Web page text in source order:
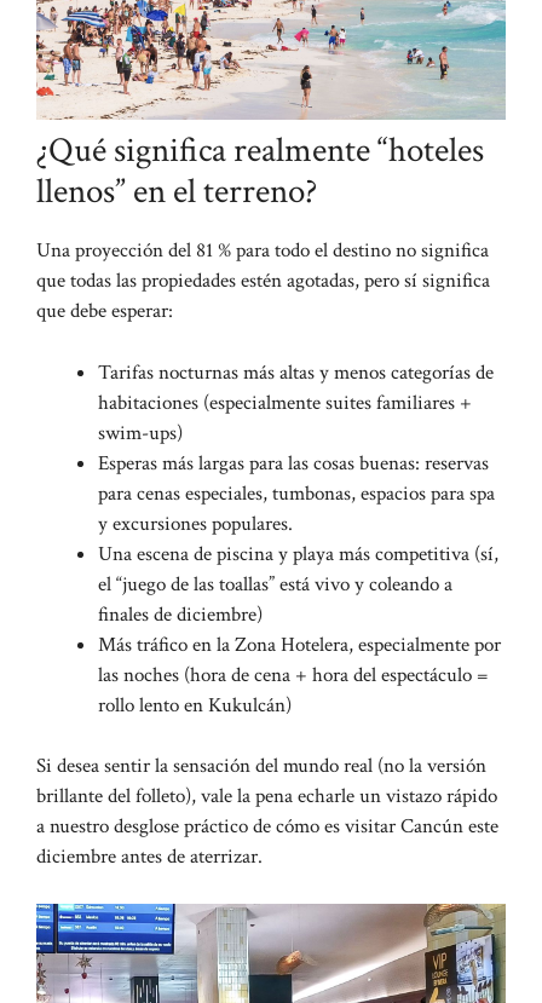
¿Qué significa realmente “hoteles
llenos” en el terreno?
Una proyección del 81 % para todo el destino no significa
que todas las propiedades estén agotadas, pero sí significa
que debe esperar:
Tarifas nocturnas más altas y menos categorías de
habitaciones (especialmente suites familiares +
swim-ups)
Esperas más largas para las cosas buenas: reservas
para cenas especiales, tumbonas, espacios para spa
y excursiones populares.
Una escena de piscina y playa más competitiva (sí,
el “juego de las toallas” está vivo y coleando a
finales de diciembre)
Más tráfico en la Zona Hotelera, especialmente por
las noches (hora de cena + hora del espectáculo =
rollo lento en Kukulcán)
Si desea sentir la sensación del mundo real (no la versión
brillante del folleto), vale la pena echarle un vistazo rápido
a nuestro desglose práctico de cómo es visitar Cancún este
diciembre antes de aterrizar.